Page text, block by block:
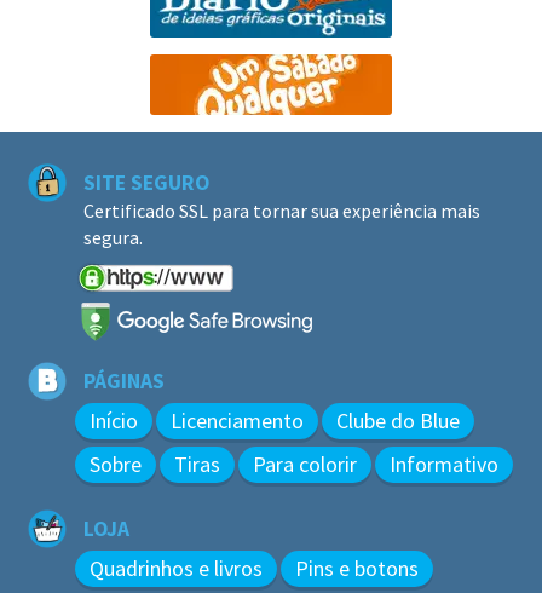
SITE SEGURO
Certificado SSL para tornar sua experiência mais
segura.
PÁGINAS
Início Licenciamento
Clube do Blue
Sobre
Tiras Para colorir Informativo
LOJA
Quadrinhos e livros Pins e botons